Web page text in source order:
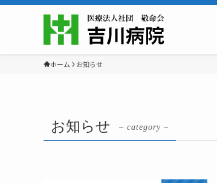
ホーム お知らせ
お知らせ – category –